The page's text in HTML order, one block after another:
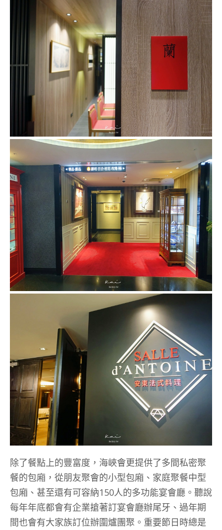
除了餐點上的豐富度，海峽會更提供了多間私密聚
餐的包廂，從朋友聚會的小型包廂、家庭聚餐中型
包廂、甚至還有可容納150人的多功能宴會廳。聽說
每年年底都會有企業搶著訂宴會廳辦尾牙、過年期
間也會有大家族訂位辦圍爐團聚。重要節日時總是